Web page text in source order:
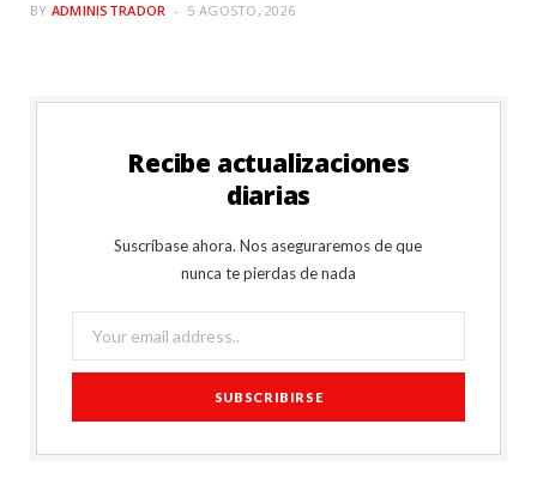
BY ADMINISTRADOR 5 AGOSTO, 2026
Recibe actualizaciones
diarias
Suscríbase ahora. Nos aseguraremos de que
nunca te pierdas de nada